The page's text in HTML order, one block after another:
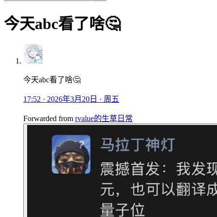
今天abc看了啥🤔
今天abc看了啥🤔
17:52 · 2026年3月20日 · 周五
Forwarded from rvalue的生草日常